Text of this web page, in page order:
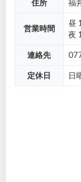
住所 福
営業時間
昼
夜
連絡先
定休日 日